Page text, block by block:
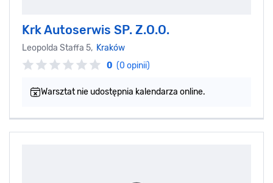
Krk Autoserwis SP. Z.O.O.
Leopolda Staffa 5, Kraków
0 (0 opinii)
Warsztat nie udostępnia kalendarza online.